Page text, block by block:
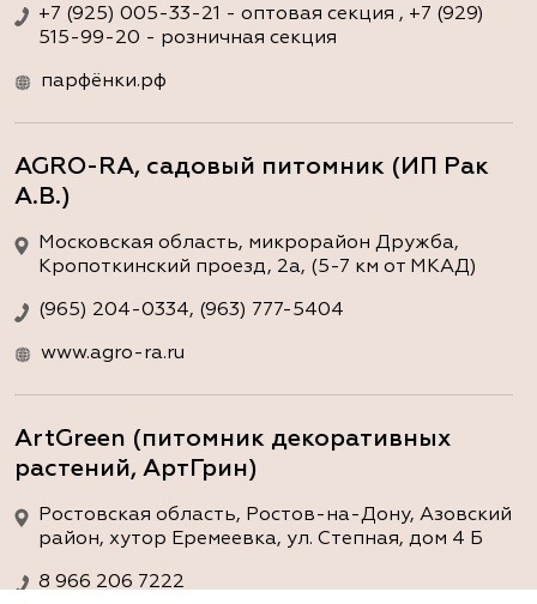
+7 (925) 005-33-21 - оптовая секция , +7 (929)
515-99-20 - розничная секция
парфёнки.рф
AGRO-RA, садовый питомник (ИП Рак
А.В.)
Московская область, микрорайон Дружба,
Кропоткинский проезд, 2а, (5-7 км от МКАД)
(965) 204-0334, (963) 777-5404
www.agro-ra.ru
ArtGreen (питомник декоративных
растений, АртГрин)
Ростовская область, Ростов-на-Дону, Азовский
район, хутор Еремеевка, ул. Степная, дом 4 Б
8 966 206 7222